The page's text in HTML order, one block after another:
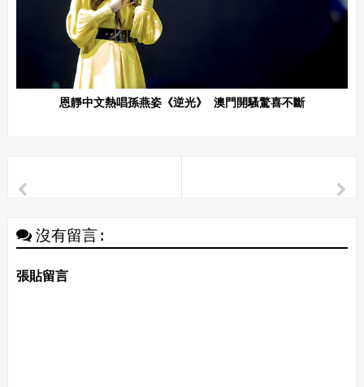
恩靜中文熱唱孫燕姿《逆光》 澳門開騷驚喜不斷
沒有留言:
張貼留言